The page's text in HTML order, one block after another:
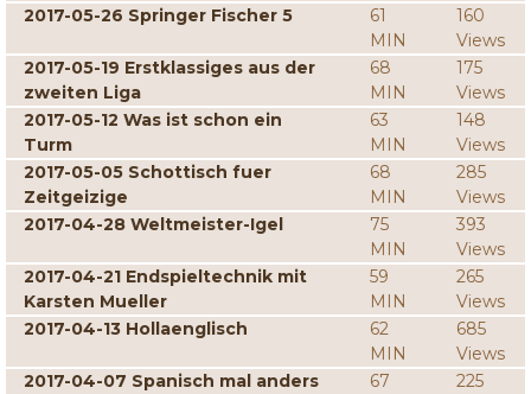
2017-05-26 Springer Fischer 5
61
MIN
160
Views
2017-05-19 Erstklassiges aus der
zweiten Liga
68
MIN
175
Views
2017-05-12 Was ist schon ein
Turm
63
MIN
148
Views
2017-05-05 Schottisch fuer
Zeitgeizige
68
MIN
285
Views
2017-04-28 Weltmeister-Igel
75
MIN
393
Views
2017-04-21 Endspieltechnik mit
Karsten Mueller
59
MIN
265
Views
2017-04-13 Hollaenglisch
62
MIN
685
Views
2017-04-07 Spanisch mal anders
67
225